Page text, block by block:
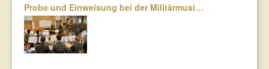
Probe und Einweisung bei der Militärmusi…